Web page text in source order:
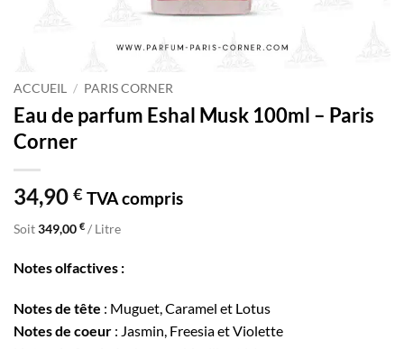
ACCUEIL / PARIS CORNER
Eau de parfum Eshal Musk 100ml – Paris
Corner
34,90 € TVA compris
Soit349,00 € / Litre
Notes olfactives :
Notes de tête : Muguet, Caramel et Lotus
Notes de coeur : Jasmin, Freesia et Violette